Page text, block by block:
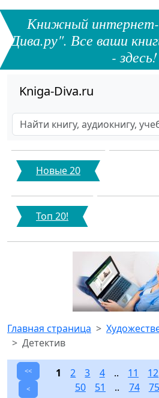
Книжный
Дива.ру". Все ваши
- здесь!
Kniga-Diva.ru
Новые 20
Топ 20!
Главная страница
Детектив
<<
<
1 2 3 4.. 11 12
50
51 .. 74 75